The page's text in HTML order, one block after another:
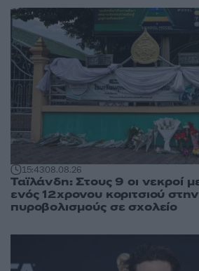
15:4308.08.26
Ταϊλάνδη: Στους 9 οι νεκροί
ενός 12χρονου κοριτσιού
πυροβολισμούς σε σχολείο